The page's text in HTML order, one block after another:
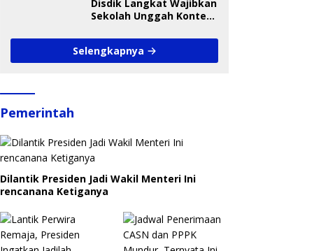
Disdik Langkat Wajibkan
Sekolah Unggah Konten
Soroti Perlindungan
Data Anak
Selengkapnya
Pemerintah
Dilantik Presiden Jadi Wakil Menteri Ini
rencanana Ketiganya